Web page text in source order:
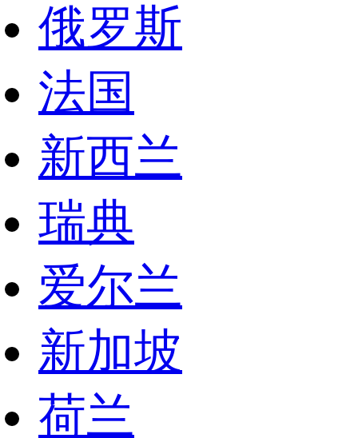
俄罗斯
法国
新西兰
瑞典
爱尔兰
新加坡
荷兰